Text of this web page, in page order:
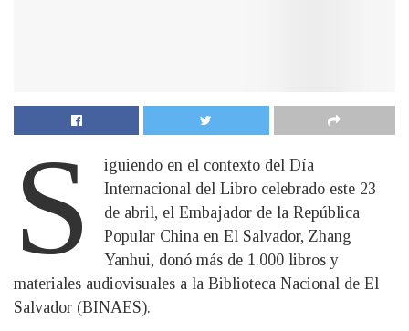
S
iguiendo en el contexto del Día
Internacional del Libro celebrado este 23
de abril, el Embajador de la República
Popular China en El Salvador, Zhang
Yanhui, donó más de 1.000 libros y
materiales audiovisuales a la Biblioteca Nacional de El
Salvador (BINAES).